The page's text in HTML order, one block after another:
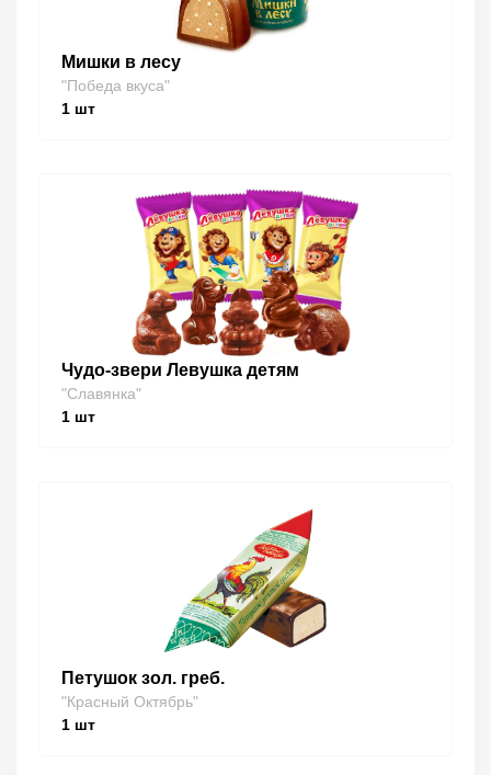
Мишки в лесу
"Победа вкуса"
1 шт
Чудо-звери Левушка детям
"Славянка"
1 шт
Петушок зол. греб.
"Красный Октябрь"
1 шт